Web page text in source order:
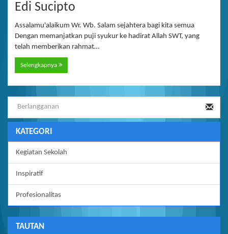
Edi Sucipto
Assalamu'alaikum Wr. Wb. Salam sejahtera bagi kita semua
Dengan memanjatkan puji syukur ke hadirat Allah SWT, yang
telah memberikan rahmat…
Selengkapnya
KATEGORI
Kegiatan Sekolah
Inspiratif
Profesionalitas
TAUTAN